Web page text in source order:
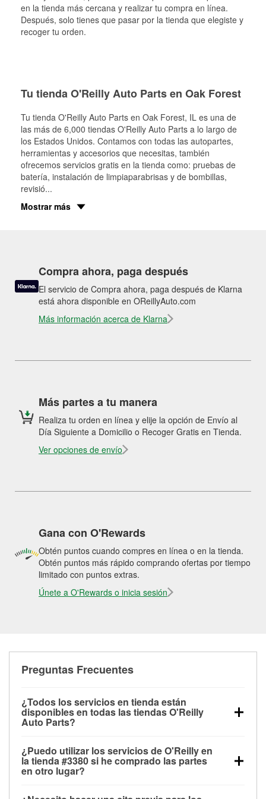
en la tienda más cercana y realizar tu compra en línea.
Después, solo tienes que pasar por la tienda que elegiste y
recoger tu orden.
Tu tienda O'Reilly Auto Parts en Oak Forest
Tu tienda O'Reilly Auto Parts en Oak Forest, IL es una de
las más de 6,000 tiendas O'Reilly Auto Parts a lo largo de
los Estados Unidos. Contamos con todas las autopartes,
herramientas y accesorios que necesitas, también
ofrecemos servicios gratis en la tienda como: pruebas de
batería, instalación de limpiaparabrisas y de bombillas,
revisió...
Mostrar más
Compra ahora, paga después
El servicio de Compra ahora, paga después de Klarna
está ahora disponible en OReillyAuto.com
Más información acerca de Klarna
Más partes a tu manera
Realiza tu orden en línea y elije la opción de Envío al
Día Siguiente a Domicilio o Recoger Gratis en Tienda.
Ver opciones de envío
Gana con O'Rewards
Obtén puntos cuando compres en línea o en la tienda.
Obtén puntos más rápido comprando ofertas por tiempo
limitado con puntos extras.
Únete a O'Rewards o inicia sesión
Preguntas Frecuentes
¿Todos los servicios en tienda están
disponibles en todas las tiendas O'Reilly
Auto Parts?
las pruebas de batería, pruebas de alternador y
motor de arranque, revisión de la luz “Check Engine”
con O'Reilly VeriScan® e instalación de
limpiaparabrisas o bombillas, están disponibles en
¿Puedo utilizar los servicios de O'Reilly en
la tienda #3380 si he comprado las partes
en otro lugar?